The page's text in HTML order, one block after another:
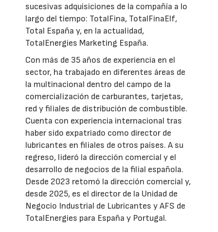
sucesivas adquisiciones de la compañía a lo
largo del tiempo: TotalFina, TotalFinaElf,
Total España y, en la actualidad,
TotalEnergies Marketing España.
Con más de 35 años de experiencia en el
sector, ha trabajado en diferentes áreas de
la multinacional dentro del campo de la
comercialización de carburantes, tarjetas,
red y filiales de distribución de combustible.
Cuenta con experiencia internacional tras
haber sido expatriado como director de
lubricantes en filiales de otros países. A su
regreso, lideró la dirección comercial y el
desarrollo de negocios de la filial española.
Desde 2023 retomó la dirección comercial y,
desde 2025, es el director de la Unidad de
Negocio Industrial de Lubricantes y AFS de
TotalEnergies para España y Portugal.